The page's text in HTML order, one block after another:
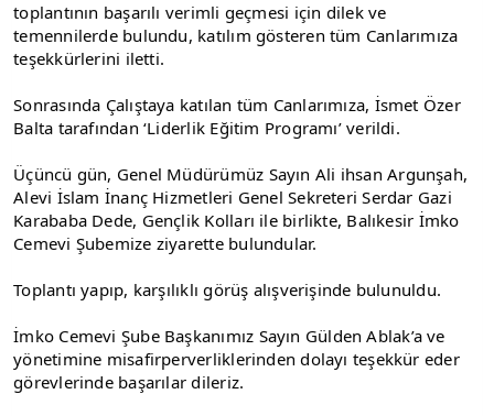
toplantının başarılı verimli geçmesi için dilek ve
temennilerde bulundu, katılım gösteren tüm Canlarımıza
teşekkürlerini iletti.
Sonrasında Çalıştaya katılan tüm Canlarımıza, İsmet Özer
Balta tarafından ‘Liderlik Eğitim Programı’ verildi.
Üçüncü gün, Genel Müdürümüz Sayın Ali ihsan Argunşah,
Alevi İslam İnanç Hizmetleri Genel Sekreteri Serdar Gazi
Karababa Dede, Gençlik Kolları ile birlikte, Balıkesir İmko
Cemevi Şubemize ziyarette bulundular.
Toplantı yapıp, karşılıklı görüş alışverişinde bulunuldu.
İmko Cemevi Şube Başkanımız Sayın Gülden Ablak’a ve
yönetimine misafirperverliklerinden dolayı teşekkür eder
görevlerinde başarılar dileriz.